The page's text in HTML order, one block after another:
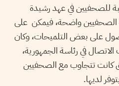
للصحفيين في عهد رشيدة
الصحفيين واضحة، فيمكن على
على بعض التلميحات، وكان
في رئاسة الجمهورية،
كانت تتجاوب مع الصحفيين
لديها.